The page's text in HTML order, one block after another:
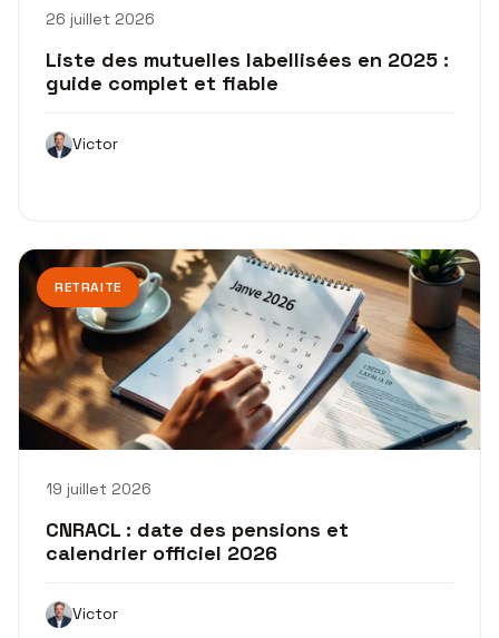
26 juillet 2026
Liste des mutuelles labellisées en 2025 :
guide complet et fiable
Victor
RETRAITE
19 juillet 2026
CNRACL : date des pensions et
calendrier officiel 2026
Victor